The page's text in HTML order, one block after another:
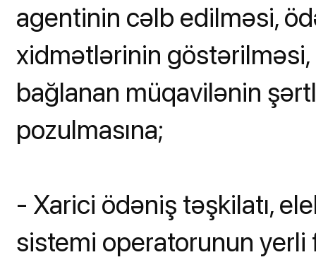
agentinin cəlb edilməsi,
xidmətlərinin
bağlanan müqavilənin
pozulmasına;
- Xarici ödəniş təşkilatı,
sistemi operatorunun